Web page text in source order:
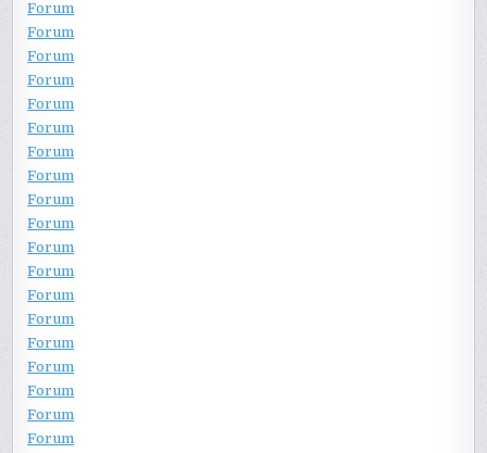
Forum
Forum
Forum
Forum
Forum
Forum
Forum
Forum
Forum
Forum
Forum
Forum
Forum
Forum
Forum
Forum
Forum
Forum
Forum